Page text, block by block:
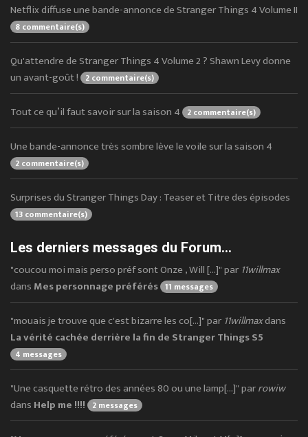
Netflix diffuse une bande-annonce de Stranger Things 4 Volume II
8 commentaire(s)
Qu'attendre de Stranger Things 4 Volume 2 ? Shawn Levy donne
un avant-goût ! 2 commentaire(s)
Tout ce qu’il faut savoir sur la saison 4 2 commentaire(s)
Une bande-annonce très sombre lève le voile sur la saison 4
2 commentaire(s)
Surprises du Stranger Things Day : Teaser et Titre des épisodes
13 commentaire(s)
Les derniers messages du Forum...
"coucou moi mais perso préf sont Onze , Will [...]" par 11willmax
dans Mes personnage préférés 11 messages
"mouais je trouve que c'est bizarre les co[...]" par 11willmaxdans
La vérité cachée derrière la fin de Stranger Things S5
4 messages
"Une casquette rétro des années 80 ou une lamp[...]" parrowiw
dans Help me !!!! 2 messages